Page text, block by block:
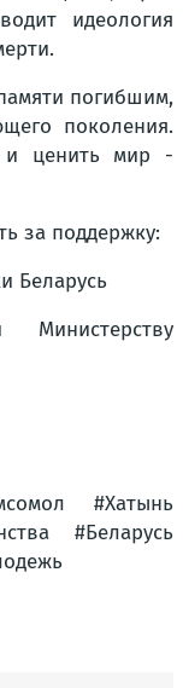
идеология
погибшим,
поколения.
и ценить мир -
за поддержку:
Беларусь
#Хатынь
#Беларусь